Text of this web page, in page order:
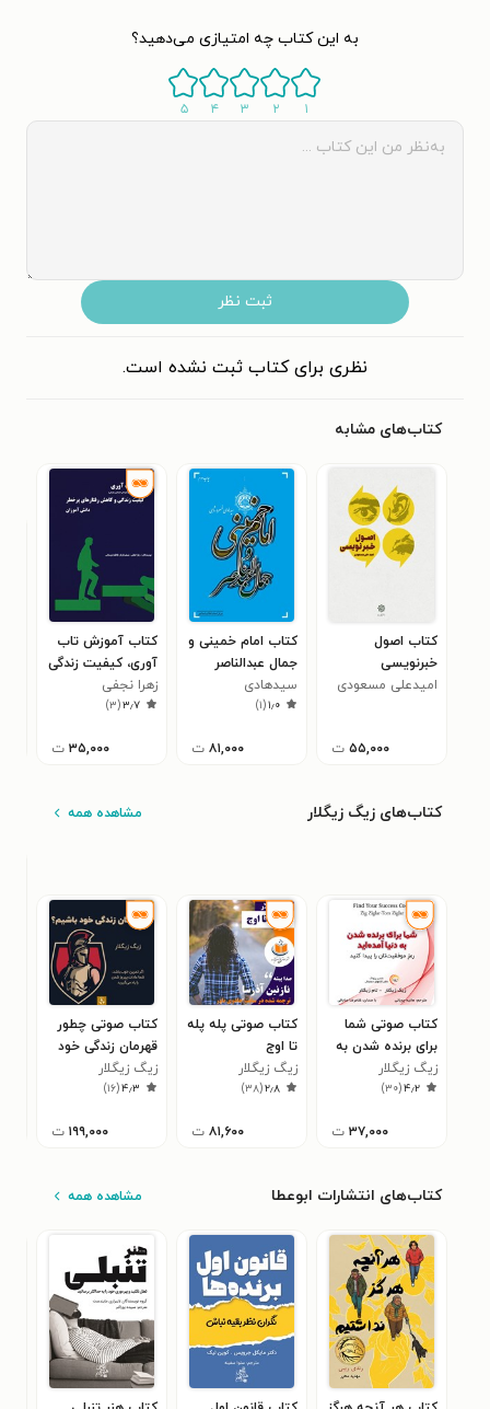
به این کتاب چه امتیازی می‌دهید؟
۱ ۲ ۳ ۴ ۵
ثبت نظر
نظری برای کتاب ثبت نشده است.
کتاب‌های مشابه
کتاب اصول
خبرنویسی
امیدعلی مسعودی
۵۵,۰۰۰ ت
کتاب امام خمینی و
جمال عبدالناصر
سیدهادی
خسروشاهی
۱٫۰(۱)
۸۱,۰۰۰ ت
کتاب آموزش تاب
آوری، کیفیت زندگی
و کاهش رفتارهای
پرخطر دانش آموزان
زهرا نجفی
۳٫۷(۳)
۳۵,۰۰۰ ت
کتاب‌های زیگ زیگلار مشاهده همه
کتاب صوتی شما
برای برنده شدن به
دنیا آمده‌اید
زیگ زیگلار
۴٫۲(۳۰)
۳۷,۰۰۰ ت
کتاب صوتی پله پله
تا اوج
زیگ زیگلار
۲٫۸(۳۸)
۸۱,۶۰۰ ت
کتاب صوتی چطور
قهرمان زندگی خود
باشیم
زیگ زیگلار
۴٫۳(۱۶)
۱۹۹,۰۰۰ ت
کتاب‌های انتشارات ابوعطا مشاهده همه